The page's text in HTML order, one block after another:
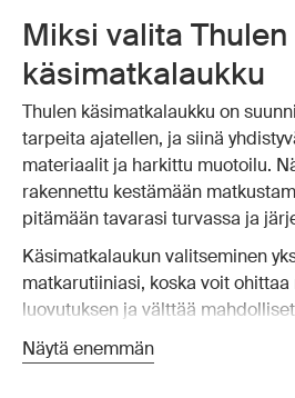
Miksi valita Thulen
käsimatkalaukku
Thulen käsimatkalaukku on
tarpeita ajatellen, ja siinä
materiaalit ja harkittu muotoilu.
rakennettu kestämään
pitämään tavarasi turvassa ja
Käsimatkalaukun valitseminen
matkarutiiniasi, koska voit
luovutuksen ja välttää
matkatavarat. Thulen
sopimaan useimpiin
Näytä enemmän